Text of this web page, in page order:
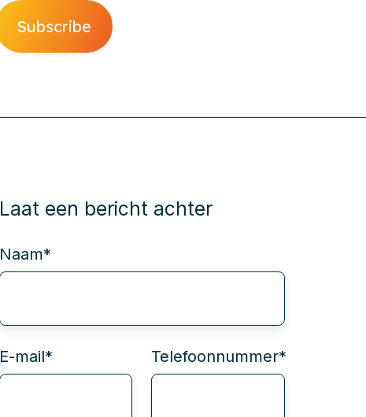
Laat een bericht achter
Naam*
E-mail* Telefoonnummer*